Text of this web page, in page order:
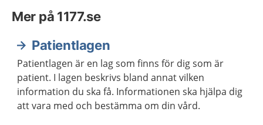
Mer på 1177.se
Patientlagen
Patientlagen är en lag som finns för dig som är
patient. I lagen beskrivs bland annat vilken
information du ska få. Informationen ska hjälpa dig
att vara med och bestämma om din vård.